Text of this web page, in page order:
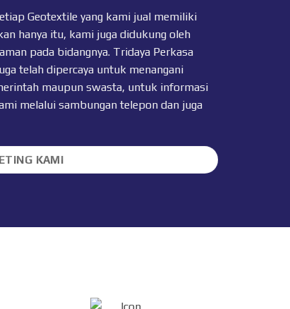
Geotextileyang kami jual memiliki
hanya itu, kami juga didukung oleh
pada bidangnya. Tridaya Perkasa
telah dipercaya untuk menangani
maupun swasta, untuk informasi
melalui sambungan telepon dan juga
KAMI